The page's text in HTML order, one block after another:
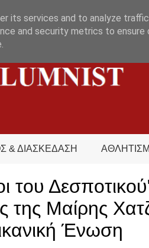
& ΔΙΑΣΚΕΔΑΣΗ
του
της Μαίρης
Ένωση
its services and to analyze
and security metrics to